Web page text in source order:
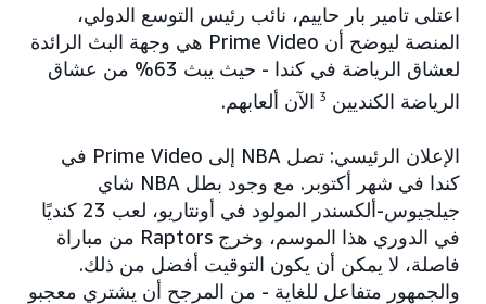
اعتلى تامير بار حاييم، نائب رئيس التوسع الدولي،
المنصة ليوضح أن Prime Video هي وجهة البث الرائدة
لعشاق الرياضة في كندا - حيث يبث 63% من عشاق
الرياضة الكنديين 3 الآن ألعابهم.
الإعلان الرئيسي: تصل NBA إلى Prime Video في
كندا في شهر أكتوبر. مع وجود بطل NBA شاي
جيلجيوس-ألكسندر المولود في أونتاريو، لعب 23 كنديًا
في الدوري هذا الموسم، وخرج Raptors من مباراة
فاصلة، لا يمكن أن يكون التوقيت أفضل من ذلك.
والجمهور متفاعل للغاية - من المرجح أن يشتري معجبو